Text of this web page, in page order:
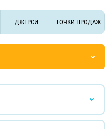
ДЖЕРСИ ТОЧКИ ПРОДАЖ